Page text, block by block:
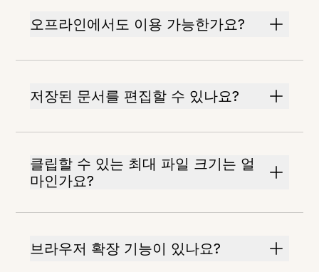
오프라인에서도 이용 가능한가요?
저장된 문서를 편집할 수 있나요?
클립할 수 있는 최대 파일 크기는 얼
마인가요?
브라우저 확장 기능이 있나요?